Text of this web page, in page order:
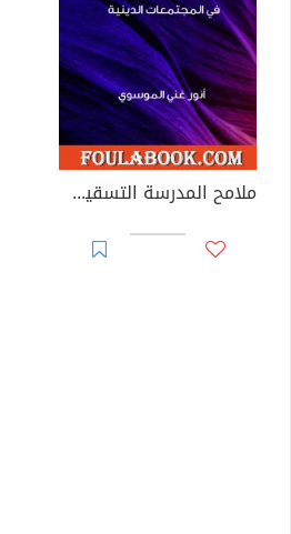
ملامح المدرسة التسقيطية في المجتمعات الدينية